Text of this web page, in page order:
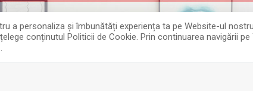
a personaliza și îmbunătăți experiența ta pe Website-ul
conținutul Politicii de Cookie. Prin continuarea navigării